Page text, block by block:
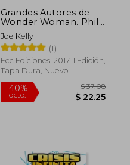
Grandes Autores de
Wonder Woman. Phil
Jimenez: Dioses de
Gotham
Joe Kelly
(1)
Ecc Ediciones, 2017, 1 Edición,
Tapa Dura, Nuevo